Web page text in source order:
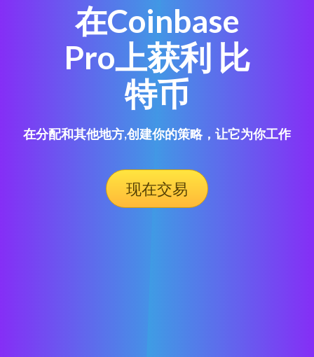
在Coinbase
Pro上获利 比
特币
在分配和其他地方,创建你的策略，让它为你工作
现在交易